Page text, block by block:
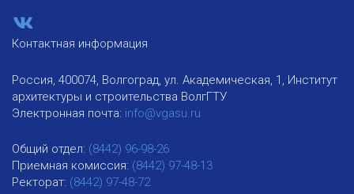
Контактная информация
Россия, 400074, Волгоград, ул. Академическая, 1, Институт
архитектуры и строительства ВолгГТУ
Электронная почта: info@vgasu.ru
Общий отдел: (8442) 96-98-26
Приемная комиссия: (8442) 97-48-13
Ректорат: (8442) 97-48-72